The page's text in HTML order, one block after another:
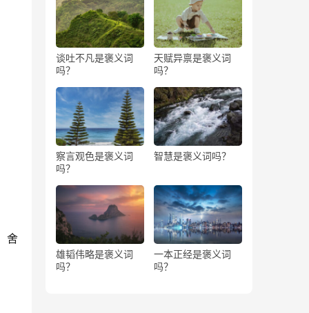
舍
谈吐不凡是褒义词
吗？
天赋异禀是褒义词
吗？
察言观色是褒义词
吗？
智慧是褒义词吗？
雄韬伟略是褒义词
吗？
一本正经是褒义词
吗？